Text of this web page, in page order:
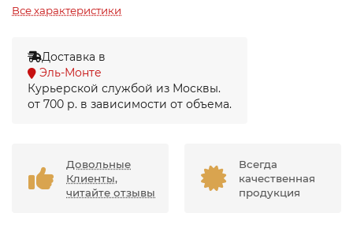
Все характеристики
Доставка в
Эль-Монте
Курьерской службой из Москвы.
от 700 р. в зависимости от объема.
Довольные
Клиенты,
читайте отзывы
Всегда
качественная
продукция